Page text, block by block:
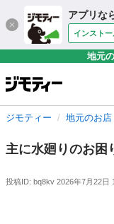
アプリな
インストー
地元
ジモティー 地元のお店
主に水廻りのお困
投稿ID: bq8kv 2026年7月22日